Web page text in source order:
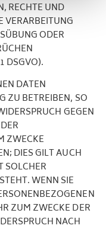
RECHTE UND
VERARBEITUNG
ODER
DSGVO).
DATEN
ZU BETREIBEN, SO
GEGEN
ZWECKE
DIES GILT AUCH
SOLCHER
WENN SIE
ZUM ZWECKE DER
NACH